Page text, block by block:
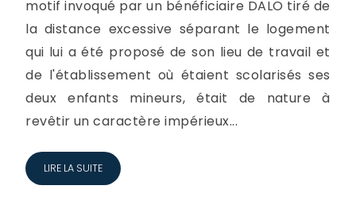
motif invoqué par un bénéficiaire DALO tiré de
la distance excessive séparant le logement
qui lui a été proposé de son lieu de travail et
de l'établissement où étaient scolarisés ses
deux enfants mineurs, était de nature à
revêtir un caractère impérieux...
LIRE LA SUITE